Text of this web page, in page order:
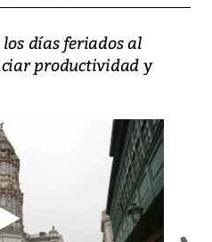
días feriados al
productividad y